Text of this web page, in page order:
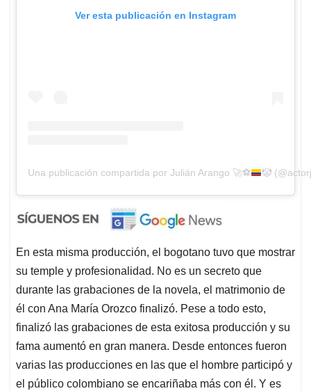
Ver esta publicación en Instagram
Una publicación compartida por Julián Arango 🚀⚽️ 🤡
En esta misma producción, el bogotano tuvo que mostrar
su temple y profesionalidad. No es un secreto que
durante las grabaciones de la novela, el matrimonio de
él con Ana María Orozco finalizó. Pese a todo esto,
finalizó las grabaciones de esta exitosa producción y su
fama aumentó en gran manera. Desde entonces fueron
varias las producciones en las que el hombre participó y
el público colombiano se encariñaba más con él. Y es